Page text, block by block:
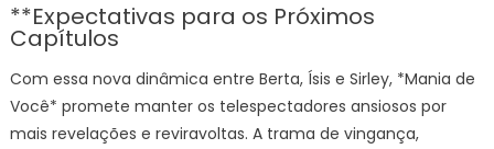
**Expectativas para os Próximos
Capítulos
Com essa nova dinâmica entre Berta, Ísis e Sirley, *Mania de
Você* promete manter os telespectadores ansiosos por
mais revelações e reviravoltas. A trama de vingança,